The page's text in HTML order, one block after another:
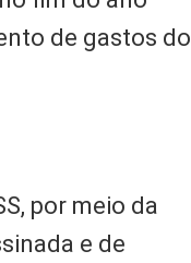
de gastos do
por meio da
e de